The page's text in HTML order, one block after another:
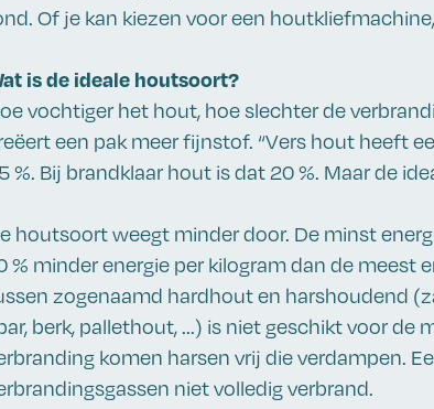
Of je kan kiezen voor een
is de ideale houtsoort?
vochtiger het hout, hoe slechter de
een pak meer fijnstof. “Vers hout heeft
%. Bij brandklaar hout is dat 20 %. Maar de
houtsoort weegt minder door. De minst
% minder energie per kilogram dan de meest
zogenaamd hardhout en harshoudend
berk, pallethout, ...) is niet geschikt voor de
komen harsen vrij die verdampen.
niet volledig verbrand.